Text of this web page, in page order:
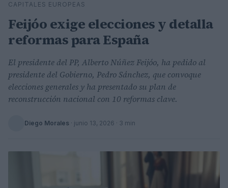
Buscar
CAPITALES EUROPEAS
Feijóo exige elecciones y detalla
reformas para España
El presidente del PP, Alberto Núñez Feijóo, ha pedido al
presidente del Gobierno, Pedro Sánchez, que convoque
elecciones generales y ha presentado su plan de
reconstrucción nacional con 10 reformas clave.
Diego Morales · junio 13, 2026 · 3 min